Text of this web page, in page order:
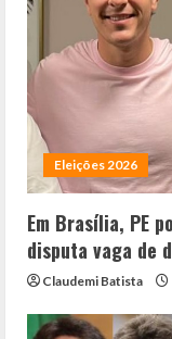
Eleições 2026
Em Brasília, PE
disputa vaga de
Claudemi Batista